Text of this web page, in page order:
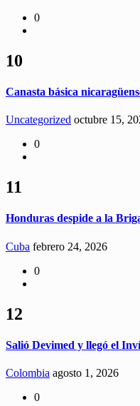
0
10
Canasta básica
Uncategorized octubre 15,
0
11
Honduras despide a la
Cuba febrero 24, 2026
0
12
Salió Devimed y llegó el
Colombia agosto 1, 2026
0